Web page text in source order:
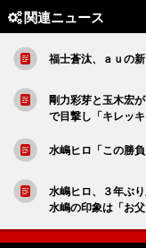
関連ニュース
福士蒼汰、ａｕの
剛力彩芽と玉木宏
で目撃し「キレッキ
水嶋ヒロ「この勝
水嶋ヒロ、３年ぶ
水嶋の印象は「お父